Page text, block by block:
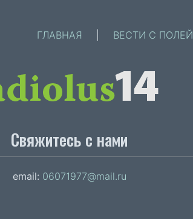
ГЛАВНАЯ ВЕСТИ С ПОЛЕЙ
Свяжитесь с нами
email: 06071977@mail.ru